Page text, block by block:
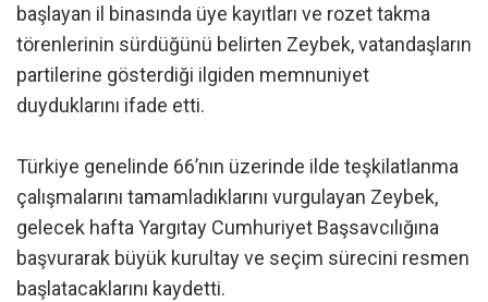
başlayan il binasında üye kayıtları ve rozet takma
törenlerinin sürdüğünü belirten Zeybek, vatandaşların
partilerine gösterdiği ilgiden memnuniyet
duyduklarını ifade etti.
Türkiye genelinde 66’nın üzerinde ilde teşkilatlanma
çalışmalarını tamamladıklarını vurgulayan Zeybek,
gelecek hafta Yargıtay Cumhuriyet Başsavcılığına
başvurarak büyük kurultay ve seçim sürecini resmen
başlatacaklarını kaydetti.